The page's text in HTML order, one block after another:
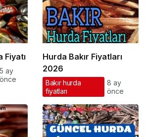
Fiyatı
5 ay
önce
Hurda Bakır Fiyatları
2026
Bakır hurda
fiyatları
8 ay
önce